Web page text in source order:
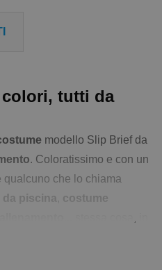
tutti da
modello Slip Brief da
. Coloratissimo e con un
qualcuno che lo chiama
piscina
costume
della tua personalità e del